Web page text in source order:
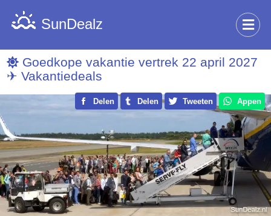
SunDealz
Goedkope vakantie vertrek 22 april 2027
✈ Vakantiedeals
Delen Delen Tweeten Appen